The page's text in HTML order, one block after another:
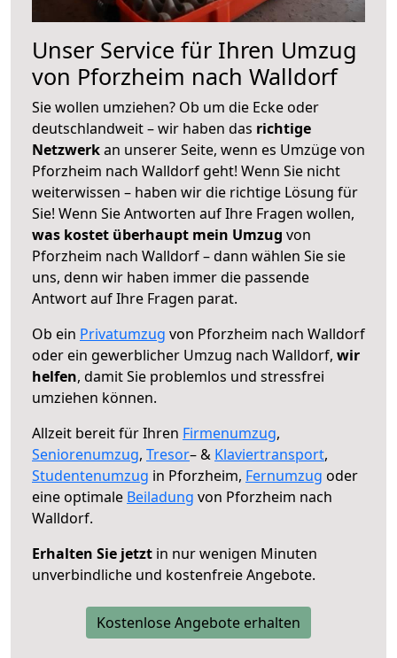
Unser Service für Ihren Umzug
von Pforzheim nach Walldorf
Sie wollen umziehen? Ob um die Ecke oder
deutschlandweit – wir haben das richtige
Netzwerkan unserer Seite, wenn es Umzüge von
Pforzheim nach Walldorf geht! Wenn Sie nicht
weiterwissen – haben wir die richtige Lösung für
Sie! Wenn Sie Antworten auf Ihre Fragen wollen,
was kostet überhaupt mein Umzug von
Pforzheim nach Walldorf – dann wählen Sie sie
uns, denn wir haben immer die passende
Antwort auf Ihre Fragen parat.
Ob ein Privatumzug von Pforzheim nach Walldorf
oder ein gewerblicher Umzug nach Walldorf, wir
helfen, damit Sie problemlos und stressfrei
umziehen können.
Allzeit bereit für Ihren Firmenumzug,
Seniorenumzug, Tresor– & Klaviertransport,
Studentenumzug in Pforzheim, Fernumzug oder
eine optimale Beiladung von Pforzheim nach
Walldorf.
Erhalten Sie jetzt in nur wenigen Minuten
unverbindliche und kostenfreie Angebote.
Kostenlose Angebote erhalten